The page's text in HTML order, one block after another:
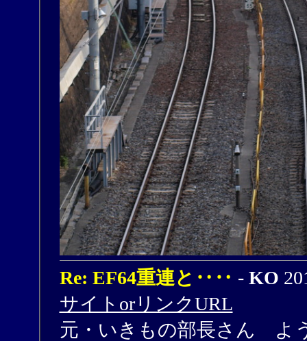
Re: EF64重連と‥‥ - KO
サイトorリンクURL
元・いきもの部長さん よ